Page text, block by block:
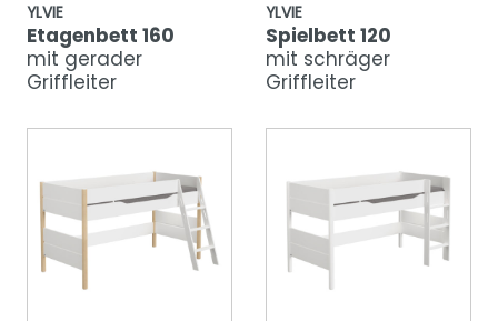
YLVIE
Etagenbett 160
mit gerader
Griffleiter
YLVIE
Spielbett 120
mit schräger
Griffleiter